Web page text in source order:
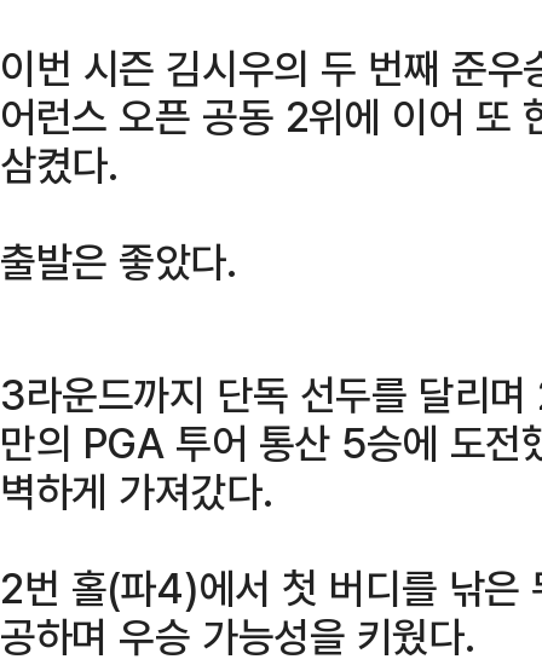
이번 시즌 김시우의 두 번째 준
어런스 오픈 공동 2위에 이어 또
삼켰다.
출발은 좋았다.
3라운드까지 단독 선두를 달리
만의 PGA 투어 통산 5승에 도전
벽하게 가져갔다.
2번 홀(파4)에서 첫 버디를 낚
공하며 우승 가능성을 키웠다.